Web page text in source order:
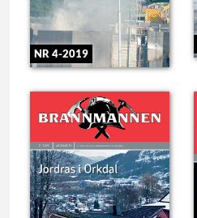
NR 4-2019